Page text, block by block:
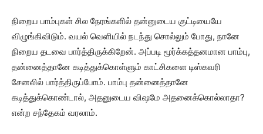
நிறைய பாம்புகள் சில நேரங்களில் தன்னுடைய குட்டியையே
விழுங்கிவிடும். வயல் வெளியில் நடந்து சொல்லும் போது, நானே
நிறைய தடவை பார்த்திருக்கிறேன். அப்படி மூர்க்கத்தனமான பாம்பு,
தன்னைத்தானே கடித்துக்கொள்ளும் காட்சிகளை டிஸ்கவரி
சேனலில் பார்த்திருப்போம். பாம்பு தன்னைத்தானே
கடித்துக்கொண்டால், அதனுடைய விஷமே அதனைக்கொல்லாதா?
என்ற சந்தேகம் வரலாம்.